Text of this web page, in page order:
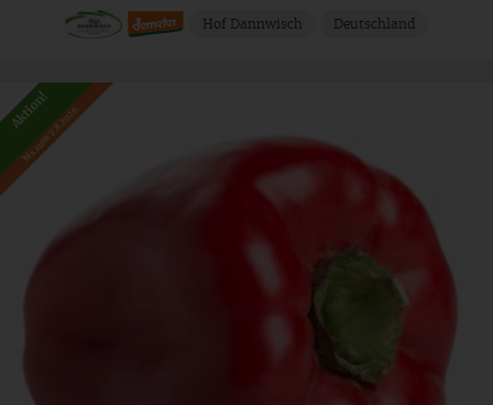
Hof Dannwisch Deutschland
Aktion!
bis zum 7.8.2026